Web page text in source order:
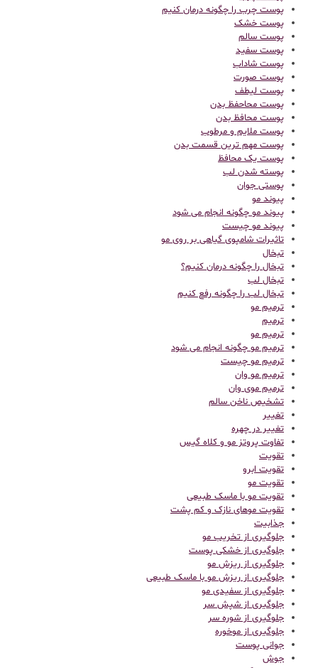
پوست چرب را چگونه درمان کنیم
پوست خشک
پوست سالم
پوست سفید
پوست شاداب
پوست صورت
پوست لیطف
پوست محاحفظ بدن
پوست محافظ بدن
پوست ملایم و مرطوب
پوست مهم ترین قسمت بدن
پوست یک محافظ
پوسته شدن لب
پوستی جوان
پیوند مو
پیوند مو چگونه انجام می شود
پیوند مو چیست
تاثیرات شامپوی گیاهی بر روی مو
تبخال
تبخال را چگونه درمان کنیم؟
تبخال لب
تبخال لب را چگونه رفع کنیم
ترميم مو
ترمیم
ترمیم مو
ترمیم مو چگونه انجام می شود
ترمیم مو چیست
ترمیم مو وان
ترمیم موی وان
تشخیص ناخن سالم
تغییر
تغییر در چهره
تفاوت پروتز مو و کلاه گیس
تقویت
تقویت ابرو
تقویت مو
تقویت مو با ماسک طبیعی
تقویت موهای نازک و کم پشت
جذابیت
جلوگیری از تخریب مو
جلوگیری از خشکی پوست
جلوگیری از ریزش مو
جلوگیری از ریزش مو با ماسک طبیعی
جلوگیری از سفیدی مو
جلوگیری از شپش سر
جلوگیری از شوره سر
جلوگیری از موخوره
جوانی پوست
جوش